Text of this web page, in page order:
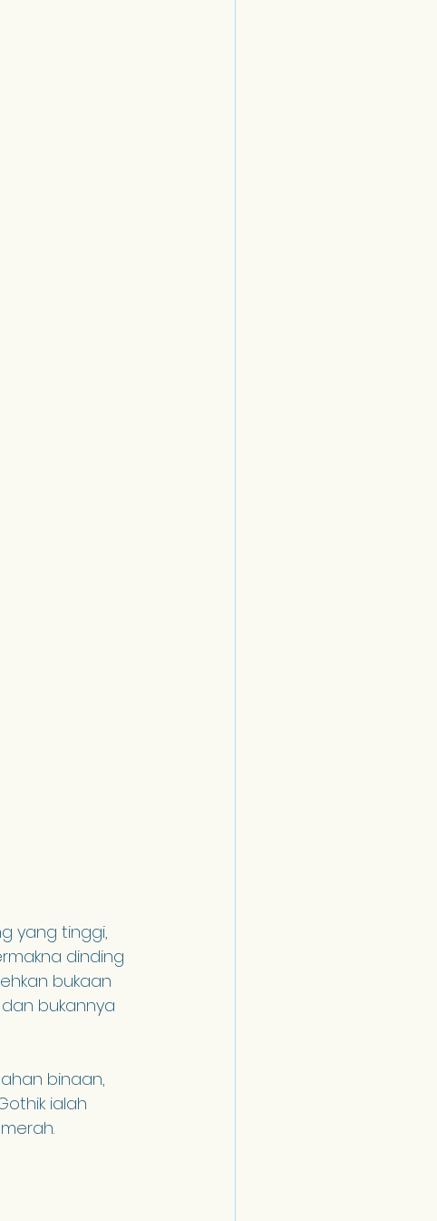
yang tinggi,
dinding
bukaan
bukannya
binaan,
ialah